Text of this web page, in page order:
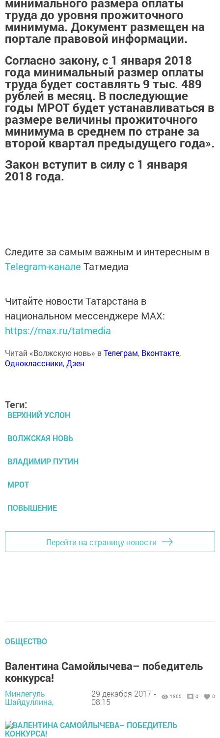
труда до уровня прожиточного
минимума. Документ размещен на
портале правовой информации.
Согласно закону, с 1 января 2018
года минимальный размер оплаты
труда будет составлять 9 тыс. 489
рублей в месяц. В последующие
годы МРОТ будет устанавливаться в
размере величины прожиточного
минимума в среднем по стране за
второй квартал предыдущего года».
Закон вступит в силу с 1 января
2018 года.
Следите за самым важным и интересным в
Telegram-канале Татмедиа
Читайте новости Татарстана в
национальном мессенджере MАХ:
https://max.ru/tatmedia
Читай «Волжскую новь» вТелеграм, Вконтакте,
Одноклассники,Дзен
Теги:
ВЕРХНИЙ УСЛОН
ВОЛЖСКАЯ НОВЬ
ВЛАДИМИР ПУТИН
МРОТ
ПОВЫШЕНИЕ
Перейти на страницу новости
ОБЩЕСТВО
Валентина Самойлычева– победитель
конкурса!
Минлегуль
Шайдуллина,
29 декабря 2017 -
08:15
1865 0 0